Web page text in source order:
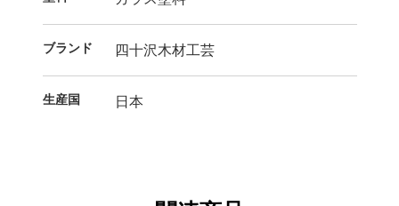
ブランド 四十沢木材工芸
生産国 日本